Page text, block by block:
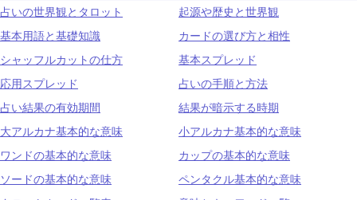
占いの世界観とタロット
起源や歴史と世界観
基本用語と基礎知識
カードの選び方と相性
シャッフルカットの仕方
基本スプレッド
応用スプレッド
占いの手順と方法
占い結果の有効期間
結果が暗示する時期
大アルカナ基本的な意味
小アルカナ基本的な意味
ワンドの基本的な意味
カップの基本的な意味
ソードの基本的な意味
ペンタクル基本的な意味